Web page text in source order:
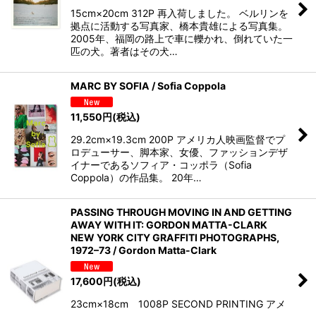
15cm×20cm 312P 再入荷しました。 ベルリンを
拠点に活動する写真家、橋本貴雄による写真集。
2005年、福岡の路上で車に轢かれ、倒れていた一
匹の犬。著者はその犬…
MARC BY SOFIA / Sofia Coppola
11,550円(税込)
29.2cm×19.3cm 200P アメリカ人映画監督でプ
ロデューサー、脚本家、女優、ファッションデザ
イナーであるソフィア・コッポラ（Sofia
Coppola）の作品集。 20年…
PASSING THROUGH MOVING IN AND GETTING
AWAY WITH IT: GORDON MATTA-CLARK
NEW YORK CITY GRAFFITI PHOTOGRAPHS,
1972–73 / Gordon Matta-Clark
17,600円(税込)
23cm×18cm 1008P SECOND PRINTING アメ